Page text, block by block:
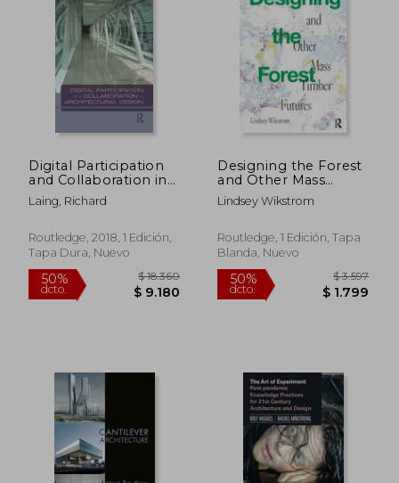
50%
Digital Participation
and Collaboration in
Architectural Design
(en Inglés)
Laing, Richard
Routledge, 2018, 1 Edición,
Tapa Dura, Nuevo
Designing the Forest
and Other Mass
Timber Futures (en
Inglés)
Lindsey Wikstrom
Routledge, 1 Edición, Tapa
Blanda, Nuevo